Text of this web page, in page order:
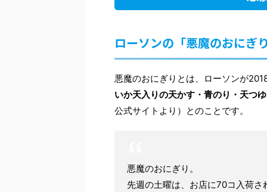
ローソンの「悪魔のおにぎ
悪魔のおにぎりとは、ローソンが
いか天入りの天かす・青のり・天つ
公式サイトより）とのことです。
悪魔のおにぎり。
先週の土曜は、お店に70コ入荷さ